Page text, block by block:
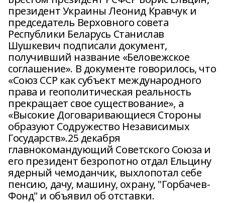
президент Украины Леонид Кравчук и
председатель Верховного совета
Республики Беларусь Станислав
Шушкевич подписали документ,
получивший название «Беловежское
соглашение». В документе говорилось, что
«Союз ССР как субъект международного
права и геополитическая реальность
прекращает свое существование», а
«Высокие Договаривающиеся Стороны
образуют Содружество Независимых
Государств».25 декабря
главнокомандующий Советского Союза и
его президент безропотно отдал Ельцину
ядерный чемоданчик, выхлопотал себе
пенсию, дачу, машину, охрану, "Горбачев-
Фонд" и объявил об отставки.